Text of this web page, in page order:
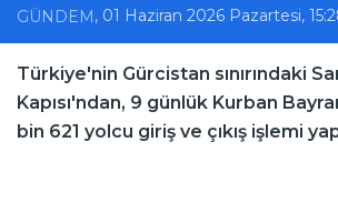
GÜNDEM , 01 Haziran 2026 Pazartesi,
Türkiye'nin Gürcistan sınırındaki
Kapısı'ndan, 9 günlük Kurban
bin 621 yolcu giriş ve çıkış işlemi